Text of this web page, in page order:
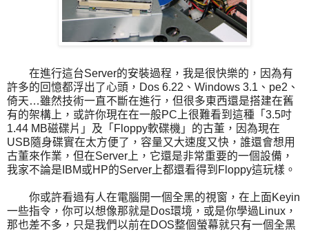
在進行這台Server的安裝過程，我是很快樂的，因為有
許多的回憶都浮出了心頭，Dos 6.22、Windows 3.1、pe2、
倚天…雖然技術一直不斷在進行，但很多東西還是搭建在舊
有的架構上，或許你現在在一般PC上很難看到這種「3.5吋
1.44 MB磁碟片」及「Floppy軟碟機」的古董，因為現在
USB隨身碟實在太方便了，容量又大速度又快，誰還會想用
古董來作業，但在Server上，它還是非常重要的一個設備，
我家不論是IBM或HP的Server上都還看得到Floppy這玩樣。
你或許看過有人在電腦開一個全黑的視窗，在上面Keyin
一些指令，你可以想像那就是Dos環境，或是你學過Linux，
那也差不多，只是我們以前在DOS整個螢幕就只有一個全黑